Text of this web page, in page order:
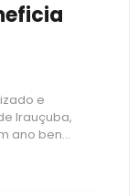
e
Irauçuba,
ano ben...